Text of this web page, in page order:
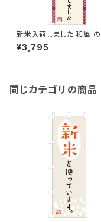
新米入荷しました 和風 の
旗
¥3,795
同じカテゴリの商品